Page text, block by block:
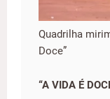
Quadrilha
Doce”
“A VIDA É